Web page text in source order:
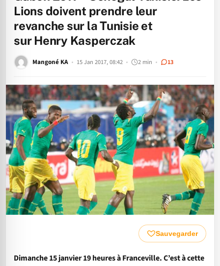
Lions doivent prendre leur
revanche sur la Tunisie et
sur Henry Kasperczak
Mangoné KA 15 Jan 2017, 08:42 2 min 13
Sauvegarder
Dimanche 15 janvier 19 heures à Franceville. C’est à cette